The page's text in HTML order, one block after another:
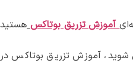
آموزش تزریق بوتاکس هستید
آموزش تزریق بوتاکس در